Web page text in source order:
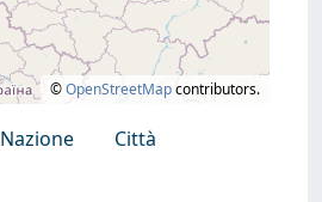
©OpenStreetMapcontributors.
Nazione
Città